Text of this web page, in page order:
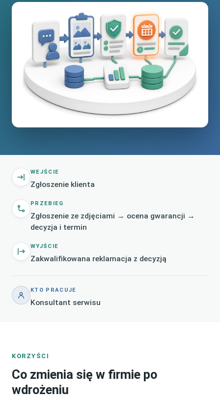
WEJŚCIE
Zgłoszenie klienta
PRZEBIEG
Zgłoszenie ze zdjęciami → ocena gwarancji →
decyzja i termin
WYJŚCIE
Zakwalifikowana reklamacja z decyzją
KTO PRACUJE
Konsultant serwisu
KORZYŚCI
Co zmienia się w firmie po
wdrożeniu